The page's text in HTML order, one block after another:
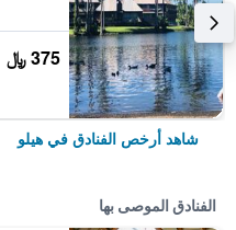
375 ﷼
شاهد أرخص الفنادق في هيلو
الفنادق الموصى بها